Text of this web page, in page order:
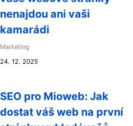
nenajdou ani vaši
kamarádi
Marketing
24. 12. 2025
SEO pro Mioweb: Jak
dostat váš web na první